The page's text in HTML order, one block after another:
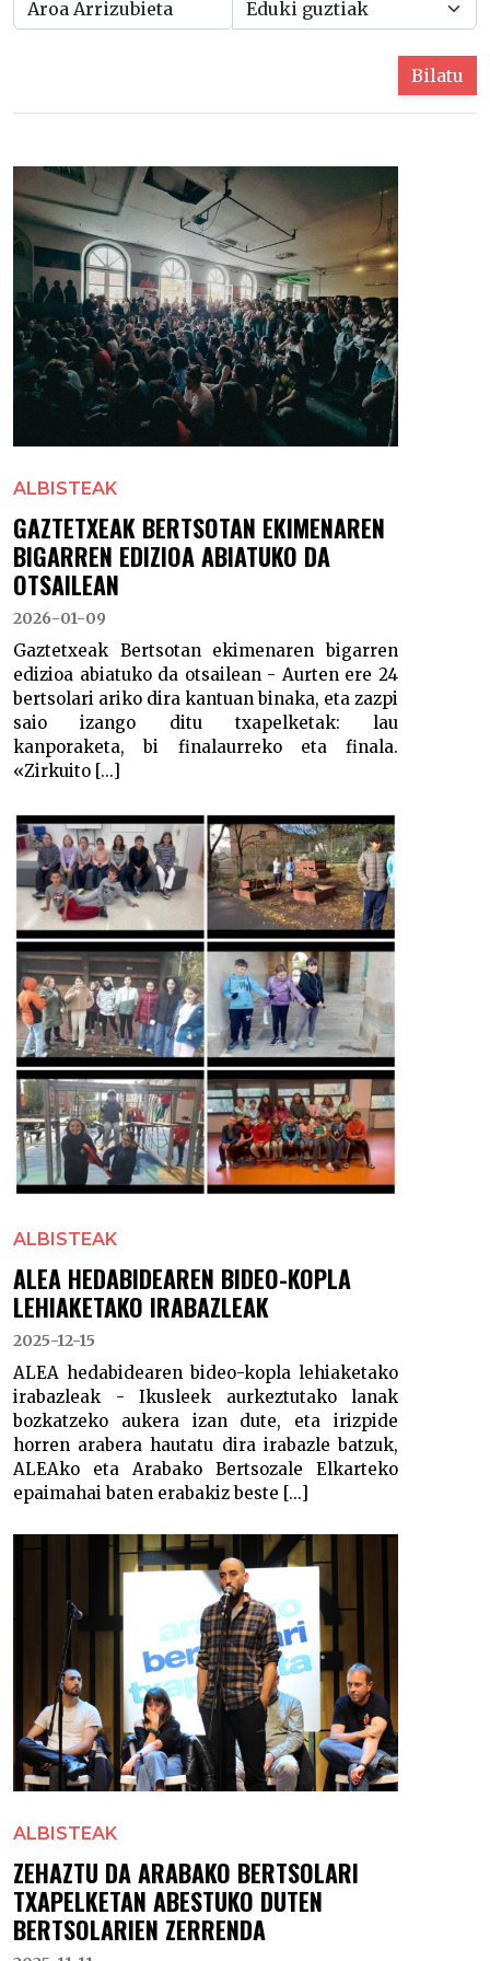
Bilatu
ALBISTEAK
GAZTETXEAK BERTSOTAN EKIMENAREN
BIGARREN EDIZIOA ABIATUKO DA
OTSAILEAN
2026-01-09
Gaztetxeak Bertsotan ekimenaren bigarren
edizioa abiatuko da otsailean - Aurten ere 24
bertsolari ariko dira kantuan binaka, eta zazpi
saio izango ditu txapelketak: lau
kanporaketa, bi finalaurreko eta finala.
«Zirkuito [...]
ALBISTEAK
ALEA HEDABIDEAREN BIDEO-KOPLA
LEHIAKETAKO IRABAZLEAK
2025-12-15
ALEA hedabidearen bideo-kopla lehiaketako
irabazleak - Ikusleek aurkeztutako lanak
bozkatzeko aukera izan dute, eta irizpide
horren arabera hautatu dira irabazle batzuk,
ALEAko eta Arabako Bertsozale Elkarteko
epaimahai baten erabakiz beste [...]
ALBISTEAK
ZEHAZTU DA ARABAKO BERTSOLARI
TXAPELKETAN ABESTUKO DUTEN
BERTSOLARIEN ZERRENDA